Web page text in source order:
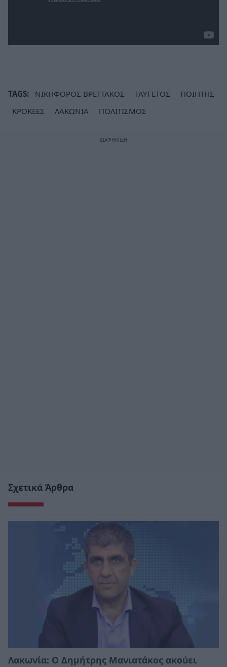
TAGS: ΝΙΚΗΦΟΡΟΣ ΒΡΕΤΤΑΚΟΣ ΤΑΥΓΕΤΟΣ
ΠΟΙΗΤΗΣ
ΚΡΟΚΕΕΣ
ΛΑΚΩΝΙΑ ΠΟΛΙΤΙΣΜΟΣ
Σχετικά Άρθρα
Λακωνία: Ο Δημήτρης Μανιατάκος ακούει